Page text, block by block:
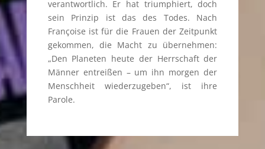
verantwortlich. Er hat triumphiert, doch
sein Prinzip ist das des Todes. Nach
Françoise ist für die Frauen der Zeitpunkt
gekommen, die Macht zu übernehmen:
„Den Planeten heute der Herrschaft der
Männer entreißen – um ihn morgen der
Menschheit wiederzugeben“, ist ihre
Parole.